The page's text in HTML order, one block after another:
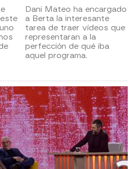
Dani Mateo ha encargado
a Berta la interesante
tarea de traer vídeos que
representaran a la
perfección de qué iba
aquel programa.